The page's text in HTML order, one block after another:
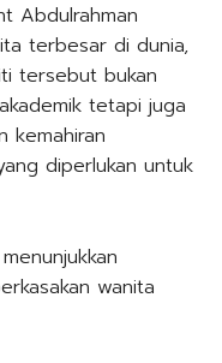
Abdulrahman
terbesar di dunia,
tersebut bukan
tetapi juga
kemahiran
diperlukan untuk
wanita